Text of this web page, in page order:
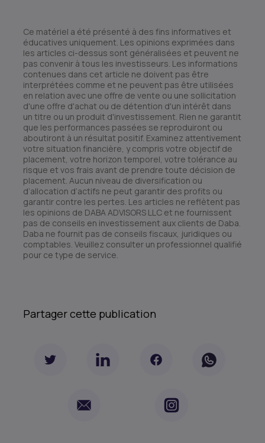
Ce matériel a été présenté à des fins informatives et
éducatives uniquement. Les opinions exprimées dans
les articles ci-dessus sont généralisées et peuvent ne
pas convenir à tous les investisseurs. Les informations
contenues dans cet article ne doivent pas être
interprétées comme et ne peuvent pas être utilisées
en relation avec une offre de vente ou une sollicitation
d'une offre d'achat ou de détention d'un intérêt dans
un titre ou un produit d'investissement. Rien ne garantit
que les performances passées se reproduiront ou
aboutiront à un résultat positif. Examinez attentivement
votre situation financière, y compris votre objectif de
placement, votre horizon temporel, votre tolérance au
risque et vos frais avant de prendre toute décision de
placement. Aucun niveau de diversification ou
d’allocation d’actifs ne peut garantir des profits ou
garantir contre les pertes. Les articles ne reflètent pas
les opinions de DABA ADVISORS LLC et ne fournissent
pas de conseils en investissement aux clients de Daba.
Daba ne fournit pas de conseils fiscaux, juridiques ou
comptables. Veuillez consulter un professionnel qualifié
pour ce type de service.
Partager cette publication